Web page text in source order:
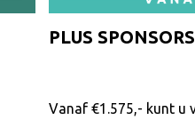
PLUS
Vanaf €1.575,- kunt u